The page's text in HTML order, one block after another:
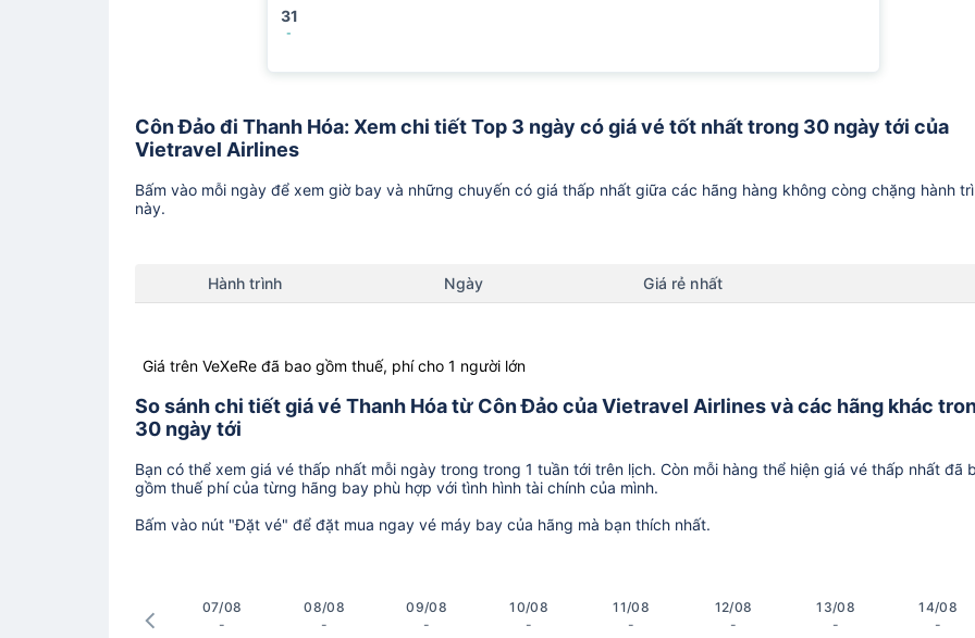
31
-
Côn Đảo đi Thanh Hóa: Xem chi tiết Top 3 ngày có giá vé tốt nhất trong 30 ngày tới của
Vietravel Airlines
Bấm vào mỗi ngày để xem giờ bay và những chuyến có giá thấp nhất giữa các hãng hàng không còng chặng hành
này.
Hành trình Ngày Giá rẻ nhất
Giá trên VeXeRe đã bao gồm thuế, phí cho 1 người lớn
So sánh chi tiết giá vé Thanh Hóa từ Côn Đảo của Vietravel Airlines và các hãng khác
30 ngày tới
Bạn có thể xem giá vé thấp nhất mỗi ngày trong trong 1 tuần tới trên lịch. Còn mỗi hàng thể hiện giá vé thấp nhất đã
gồm thuế phí của từng hãng bay phù hợp với tình hình tài chính của mình.
Bấm vào nút "Đặt vé" để đặt mua ngay vé máy bay của hãng mà bạn thích nhất.
07/08
-
08/08
-
09/08
-
10/08
-
11/08
-
12/08
-
13/08
-
14/08
-